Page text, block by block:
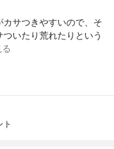
サつきやすいので、そ
いたり荒れたりという